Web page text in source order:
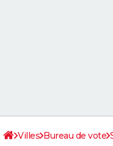
Villes Bureau de vote